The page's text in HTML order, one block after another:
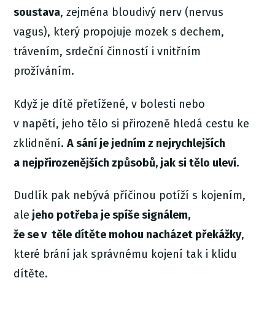
soustava, zejména bloudivý nerv (nervus
vagus), který propojuje mozek s dechem,
trávením, srdeční činností i vnitřním
prožíváním.
Když je dítě přetížené, v bolesti nebo
v napětí, jeho tělo si přirozeně hledá cestu ke
zklidnění.A sání je jedním z nejrychlejších
a nejpřirozenějších způsobů, jak si tělo uleví.
Dudlík pak nebývá příčinou potíží s kojením,
ale jeho potřeba je spíše signálem,
že se v těle dítěte mohou nacházet překážky,
které brání jak správnému kojení tak i klidu
dítěte.